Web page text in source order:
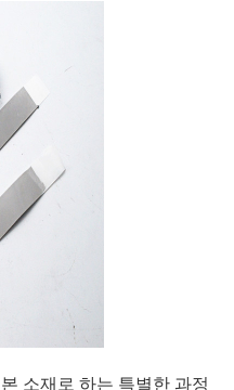
소재로 하는 특별한 과정